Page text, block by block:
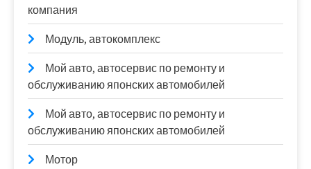
компания
Модуль, автокомплекс
Мой авто, автосервис по ремонту и
обслуживанию японских автомобилей
Мой авто, автосервис по ремонту и
обслуживанию японских автомобилей
Мотор